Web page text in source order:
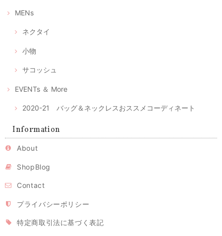
MENs
ネクタイ
小物
サコッシュ
EVENTs ＆ More
2020-21 バッグ＆ネックレスおススメコーディネート
Information
About
ShopBlog
Contact
プライバシーポリシー
特定商取引法に基づく表記